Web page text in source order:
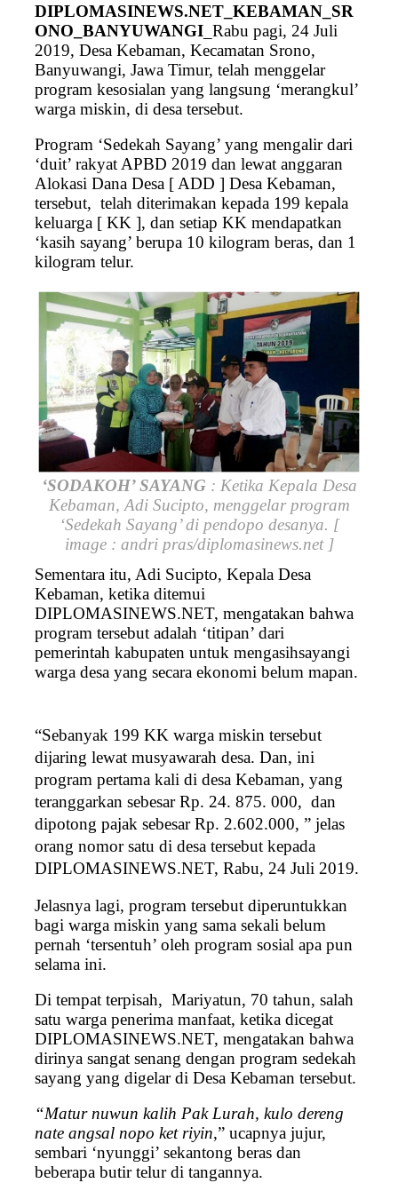
DIPLOMASINEWS.NET_KEBAMAN_SR
ONO_BANYUWANGI _Rabu pagi, 24 Juli
2019, Desa Kebaman, Kecamatan Srono,
Banyuwangi, Jawa Timur, telah menggelar
program kesosialan yang langsung ‘merangkul’
warga miskin, di desa tersebut.
Program ‘Sedekah Sayang’ yang mengalir dari
‘duit’ rakyat APBD 2019 dan lewat anggaran
Alokasi Dana Desa [ ADD ] Desa Kebaman,
tersebut, telah diterimakan kepada 199 kepala
keluarga [ KK ], dan setiap KK mendapatkan
‘kasih sayang’ berupa 10 kilogram beras, dan 1
kilogram telur.
‘SODAKOH’ SAYANG : Ketika Kepala Desa
Kebaman, Adi Sucipto, menggelar program
‘Sedekah Sayang’ di pendopo desanya. [
image : andri pras/diplomasinews.net ]
Sementara itu, Adi Sucipto, Kepala Desa
Kebaman, ketika ditemui
DIPLOMASINEWS.NET, mengatakan bahwa
program tersebut adalah ‘titipan’ dari
pemerintah kabupaten untuk mengasihsayangi
warga desa yang secara ekonomi belum mapan.
“Sebanyak 199 KK warga miskin tersebut
dijaring lewat musyawarah desa. Dan, ini
program pertama kali di desa Kebaman, yang
teranggarkan sebesar Rp. 24. 875. 000, dan
dipotong pajak sebesar Rp. 2.602.000, ” jelas
orang nomor satu di desa tersebut kepada
DIPLOMASINEWS.NET, Rabu, 24 Juli 2019.
Jelasnya lagi, program tersebut diperuntukkan
bagi warga miskin yang sama sekali belum
pernah ‘tersentuh’ oleh program sosial apa pun
selama ini.
Di tempat terpisah, Mariyatun, 70 tahun, salah
satu warga penerima manfaat, ketika dicegat
DIPLOMASINEWS.NET, mengatakan bahwa
dirinya sangat senang dengan program sedekah
sayang yang digelar di Desa Kebaman tersebut.
“Matur nuwun kalih Pak Lurah, kulo dereng
nate angsal nopo ket riyin,” ucapnya jujur,
sembari ‘nyunggi’ sekantong beras dan
beberapa butir telur di tangannya.